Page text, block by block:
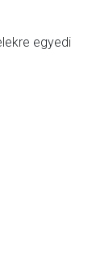
egyedi